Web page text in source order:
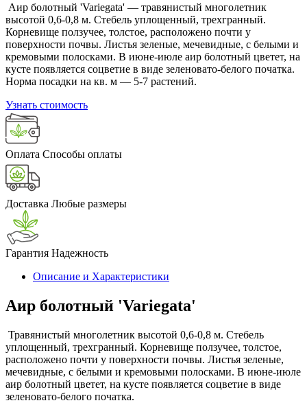
Аир болотный 'Variegata' — травянистый многолетник
высотой 0,6-0,8 м. Стебель уплощенный, трехгранный.
Корневище ползучее, толстое, расположено почти у
поверхности почвы. Листья зеленые, мечевидные, с белыми и
кремовыми полосками. В июне-июле аир болотный цветет, на
кусте появляется соцветие в виде зеленовато-белого початка.
Норма посадки на кв. м — 5-7 растений.
Узнать стоимость
Оплата Способы оплаты
Доставка Любые размеры
Гарантия Надежность
Описание и Характеристики
Аир болотный 'Variegata'
Травянистый многолетник высотой 0,6-0,8 м. Стебель
уплощенный, трехгранный. Корневище ползучее, толстое,
расположено почти у поверхности почвы. Листья зеленые,
мечевидные, с белыми и кремовыми полосками. В июне-июле
аир болотный цветет, на кусте появляется соцветие в виде
зеленовато-белого початка.